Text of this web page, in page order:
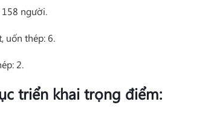
158 người.
uốn thép: 6.
2.
triển khai trọng điểm: